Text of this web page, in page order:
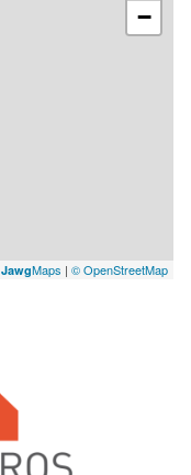
−
JawgMaps | © OpenStreetMap